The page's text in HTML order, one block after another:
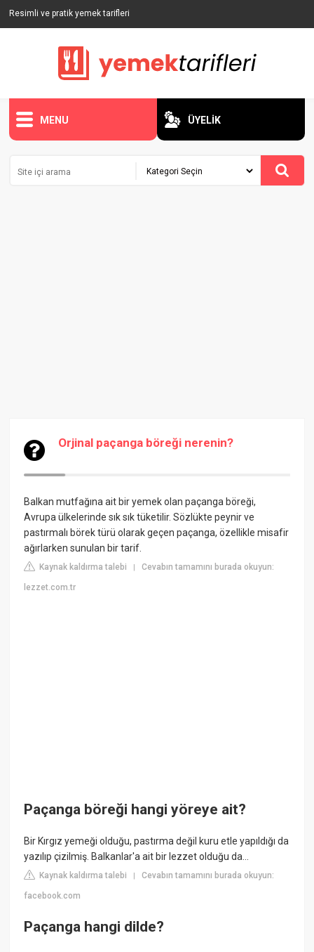
Resimli ve pratik yemek tarifleri
MENU ÜYELİK
Orjinal paçanga böreği nerenin?
Balkan mutfağına ait bir yemek olan paçanga böreği,
Avrupa ülkelerinde sık sık tüketilir. Sözlükte peynir ve
pastırmalı börek türü olarak geçen paçanga, özellikle misafir
ağırlarken sunulan bir tarif.
Kaynak kaldırma talebi |Cevabın tamamını burada okuyun:
lezzet.com.tr
Paçanga böreği hangi yöreye ait?
Bir Kırgız yemeği olduğu, pastırma değil kuru etle yapıldığı da
yazılıp çizilmiş. Balkanlar'a ait bir lezzet olduğu da...
Kaynak kaldırma talebi |Cevabın tamamını burada okuyun:
facebook.com
Paçanga hangi dilde?